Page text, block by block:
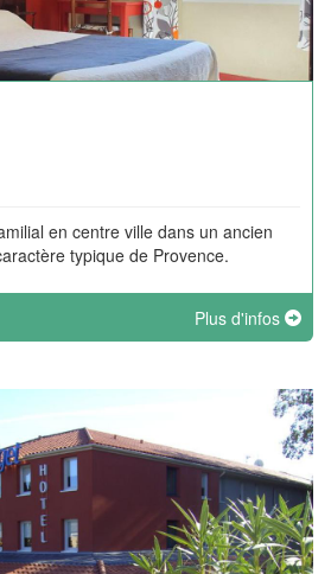
en centre ville dans un ancien
typique de Provence.
Plus d'infos